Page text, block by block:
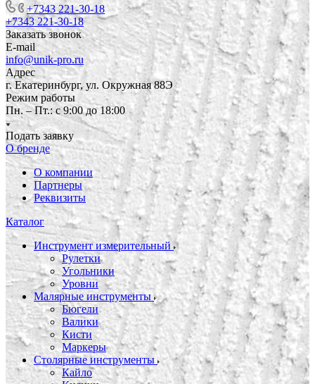
+7343 221-30-18
+7343 221-30-18
Заказать звонок
E-mail
info@unik-pro.ru
Адрес
г. Екатеринбург, ул. Окружная 88Э
Режим работы
Пн. – Пт.: с 9:00 до 18:00
Подать заявку
О бренде
О компании
Партнеры
Реквизиты
Каталог
Инструмент измерительный
Рулетки
Угольники
Уровни
Малярные инструменты
Бюгели
Валики
Кисти
Маркеры
Столярные инструменты
Кайло